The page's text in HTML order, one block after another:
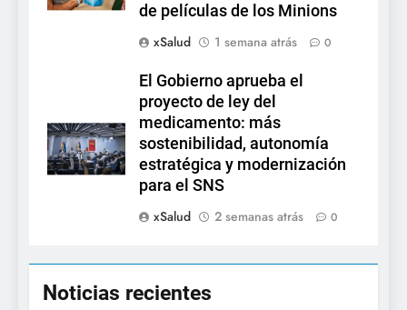
de películas de los Minions
xSalud
1 semana atrás 0
El Gobierno aprueba el
proyecto de ley del
medicamento: más
sostenibilidad, autonomía
estratégica y modernización
para el SNS
xSalud
2 semanas atrás 0
Noticias recientes